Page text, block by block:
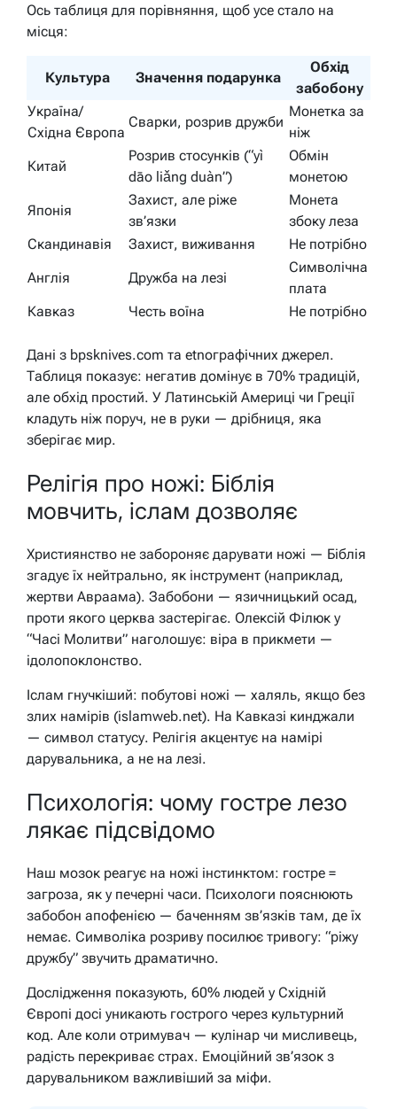
Ось таблиця для порівняння, щоб усе стало на
місця:
Культура Значення подарунка
Обхід
забобону
Україна/
Східна Європа
Сварки, розрив дружби
Монетка за
ніж
Китай
Розрив стосунків (“yì
dāo liǎng duàn”)
Обмін
монетою
Японія
Захист, але ріже
зв’язки
Монета
збоку леза
Скандинавія
Захист, виживання
Не потрібно
Англія
Дружба на лезі
Символічна
плата
Кавказ
Честь воїна Не потрібно
Дані з bpsknives.com та etnографічних джерел.
Таблиця показує: негатив домінує в 70% традицій,
але обхід простий. У Латинській Америці чи Греції
кладуть ніж поруч, не в руки — дрібниця, яка
зберігає мир.
Релігія про ножі: Біблія
мовчить, іслам дозволяє
Християнство не забороняє дарувати ножі — Біблія
згадує їх нейтрально, як інструмент (наприклад,
жертви Авраама). Забобони — язичницький осад,
проти якого церква застерігає. Олексій Філюк у
“Часі Молитви” наголошує: віра в прикмети —
ідолопоклонство.
Іслам гнучкіший: побутові ножі — халяль, якщо без
злих намірів (islamweb.net). На Кавказі кинджали
— символ статусу. Релігія акцентує на намірі
дарувальника, а не на лезі.
Психологія: чому гостре лезо
лякає підсвідомо
Наш мозок реагує на ножі інстинктом: гостре =
загроза, як у печерні часи. Психологи пояснюють
забобон апофенією — баченням зв’язків там, де їх
немає. Символіка розриву посилює тривогу: “ріжу
дружбу” звучить драматично.
Дослідження показують, 60% людей у Східній
Європі досі уникають гострого через культурний
код. Але коли отримувач — кулінар чи мисливець,
радість перекриває страх. Емоційний зв’язок з
дарувальником важливіший за міфи.